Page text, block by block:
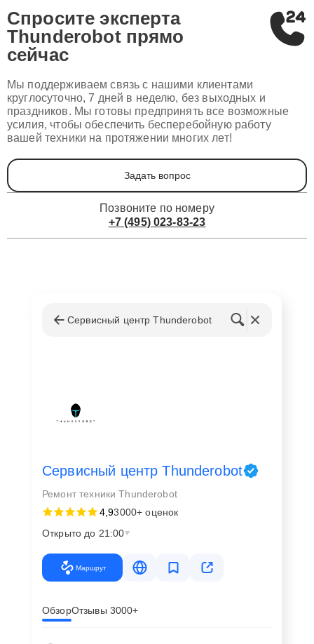
Спросите эксперта
Thunderobot прямо
сейчас
Мы поддерживаем связь с нашими клиентами
круглосуточно, 7 дней в неделю, без выходных и
праздников. Мы готовы предпринять все возможные
усилия, чтобы обеспечить бесперебойную работу
вашей техники на протяжении многих лет!
Задать вопрос
Позвоните по номеру
+7 (495) 023-83-23
Сервисный центр Thunderobot
Сервисный центр Thunderobot
Ремонт техники Thunderobot
4,93000+ оценок
Открыто до 21:00
Маршрут
ОбзорОтзывы 3000+